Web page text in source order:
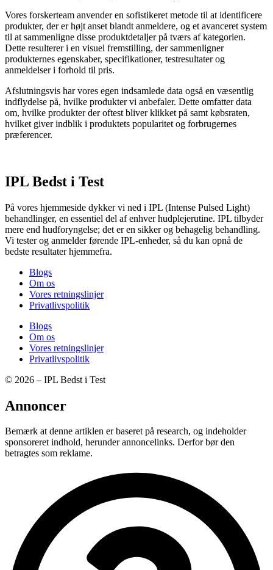
Vores forskerteam anvender en sofistikeret metode til at identificere
produkter, der er højt anset blandt anmeldere, og et avanceret system
til at sammenligne disse produktdetaljer på tværs af kategorien.
Dette resulterer i en visuel fremstilling, der sammenligner
produkternes egenskaber, specifikationer, testresultater og
anmeldelser i forhold til pris.
Afslutningsvis har vores egen indsamlede data også en væsentlig
indflydelse på, hvilke produkter vi anbefaler. Dette omfatter data
om, hvilke produkter der oftest bliver klikket på samt købsraten,
hvilket giver indblik i produktets popularitet og forbrugernes
præferencer.
IPL Bedst i Test
På vores hjemmeside dykker vi ned i IPL (Intense Pulsed Light)
behandlinger, en essentiel del af enhver hudplejerutine. IPL tilbyder
mere end hudforyngelse; det er en sikker og behagelig behandling.
Vi tester og anmelder førende IPL-enheder, så du kan opnå de
bedste resultater hjemmefra.
Blogs
Om os
Vores retningslinjer
Privatlivspolitik
Blogs
Om os
Vores retningslinjer
Privatlivspolitik
© 2026 – IPL Bedst i Test
Annoncer
Bemærk at denne artiklen er baseret på research, og indeholder
sponsoreret indhold, herunder annoncelinks. Derfor bør den
betragtes som reklame.